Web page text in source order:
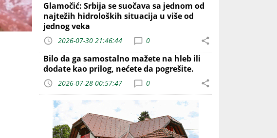
Glamočić: Srbija se suočava sa jednom od
najtežih hidroloških situacija u više od
jednog veka
2026-07-30 21:46:44 0
Bilo da ga samostalno mažete na hleb ili
dodate kao prilog, nećete da pogrešite.
2026-07-28 00:57:47 0